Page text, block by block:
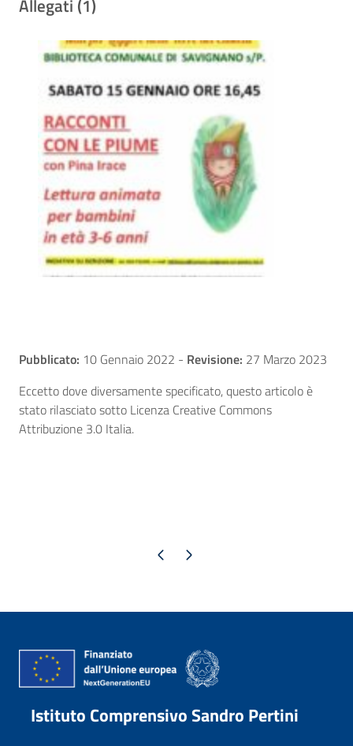
Allegati (1)
Pubblicato: 10 Gennaio 2022 - Revisione: 27 Marzo 2023
Eccetto dove diversamente specificato, questo articolo è
stato rilasciato sotto Licenza Creative Commons
Attribuzione 3.0 Italia.
Pagina precedente
Pagina successiva
Istituto Comprensivo Sandro Pertini